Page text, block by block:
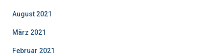
August 2021
März 2021
Februar 2021